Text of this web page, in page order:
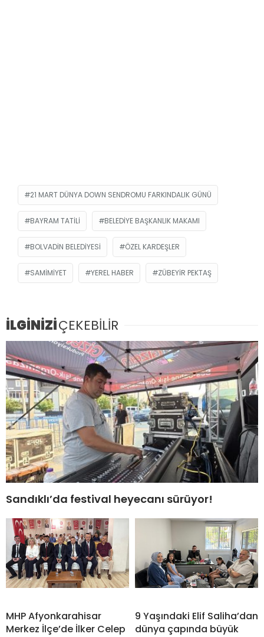
21 MART DÜNYA DOWN SENDROMU FARKINDALIK GÜNÜ
BAYRAM TATILI BELEDIYE BAŞKANLIK MAKAMI
BOLVADIN BELEDIYESI ÖZEL KARDEŞLER
SAMIMIYET YEREL HABER ZÜBEYIR PEKTAŞ
İLGİNİZİÇEKEBİLİR
Sandıklı’da festival heyecanı sürüyor!
MHP Afyonkarahisar
Merkez İlçe’de İlker Celep
9 Yaşındaki Elif Saliha’dan
dünya çapında büyük